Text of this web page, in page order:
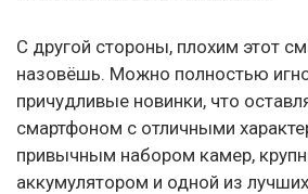
С другой стороны, плохим этот
назовёшь. Можно полностью
причудливые новинки, что
смартфоном с отличными
привычным набором камер,
аккумулятором и одной из